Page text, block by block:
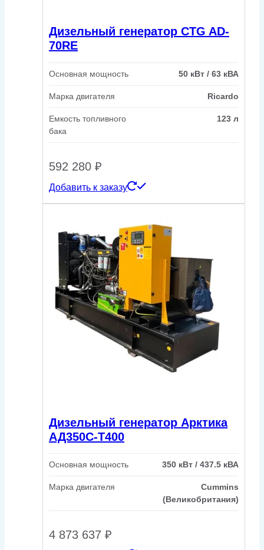
Дизельный генератор CTG AD-
70RE
Основная мощность 50 кВт / 63 кВА
Марка двигателя Ricardo
Емкость топливного
бака
123 л
592 280 ₽
Добавить к заказу
Дизельный генератор Арктика
АД350С-Т400
Основная мощность 350 кВт / 437.5 кВА
Марка двигателя
Cummins
(Великобритания)
4 873 637 ₽